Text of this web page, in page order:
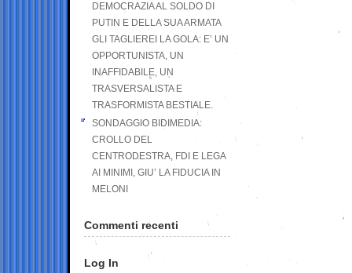
DEMOCRAZIA AL SOLDO DI
PUTIN E DELLA SUA ARMATA
GLI TAGLIEREI LA GOLA: E’ UN
OPPORTUNISTA, UN
INAFFIDABILE, UN
TRASVERSALISTA E
TRASFORMISTA BESTIALE.
SONDAGGIO BIDIMEDIA:
CROLLO DEL
CENTRODESTRA, FDI E LEGA
AI MINIMI, GIU’ LA FIDUCIA IN
MELONI
Commenti recenti
Log In